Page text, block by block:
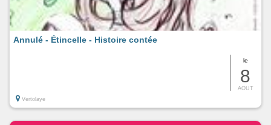
le
8
AOUT
Annulé - Étincelle - Histoire contée
Vertolaye